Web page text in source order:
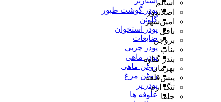
پودر گوشت طیور
گلوتن
پودر استخوان
ضایعات
پودر چربی
پودر ماهی
روغن ماهی
روغن مرغ
پودر پر
علوفه ها
اسالم
اصلاندوز
امین‌شهر
بافق
بروجن
بناب
بندر گناوه
بهرمان
پیش‌قلعه
تنگ ارم
جلفا